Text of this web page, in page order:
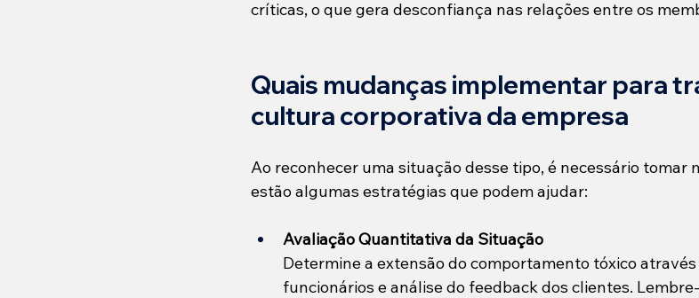
críticas, o que gera desconfiança nas relações entre os
Quais mudanças implementar para
cultura corporativa da empresa
Ao reconhecer uma situação desse tipo, é necessário tomar
estão algumas estratégias que podem ajudar:
Avaliação Quantitativa da Situação
Determine a extensão do comportamento tóxico
funcionários e análise do feedback dos clientes.